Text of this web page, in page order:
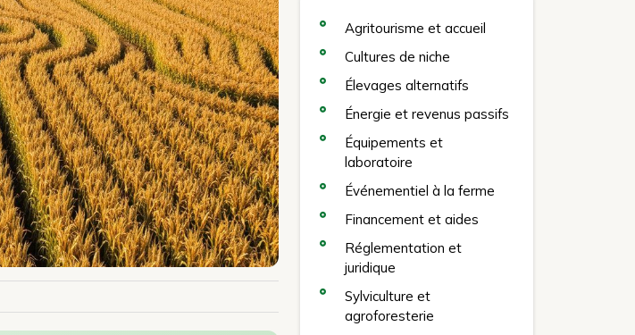
Agritourisme et accueil
Cultures de niche
Élevages alternatifs
Énergie et revenus passifs
Équipements et
laboratoire
Événementiel à la ferme
Financement et aides
Réglementation et
juridique
Sylviculture et
agroforesterie